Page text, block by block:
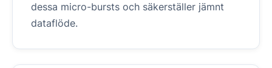
dessa micro-bursts och säkerställer jämnt
dataflöde.